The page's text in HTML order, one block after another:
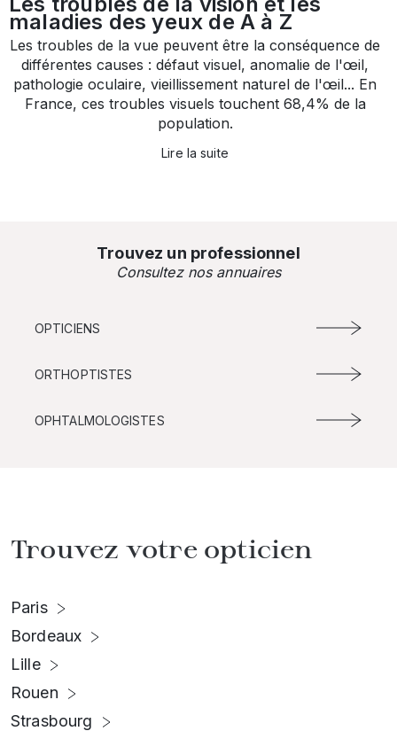
maladies des yeux de A à Z
Les troubles de la vue peuvent être la conséquence de
différentes causes : défaut visuel, anomalie de l'œil,
pathologie oculaire, vieillissement naturel de l'œil... En
France, ces troubles visuels touchent 68,4% de la
population.
Lire la suite
Trouvez un professionnel
Consultez nos annuaires
OPTICIENS
ORTHOPTISTES
OPHTALMOLOGISTES
Trouvez votre opticien
Paris
Bordeaux
Lille
Rouen
Strasbourg